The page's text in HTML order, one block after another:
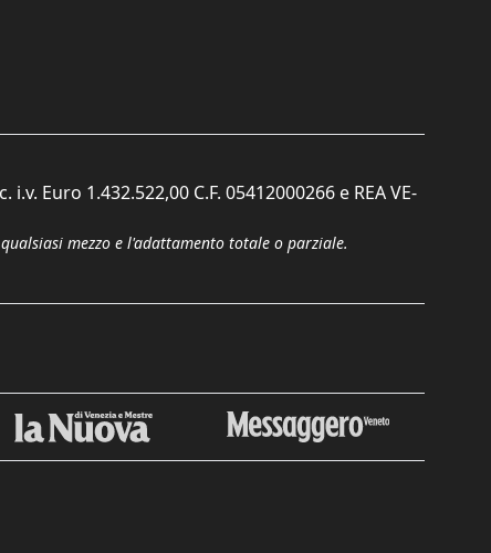
Euro 1.432.522,00 C.F. 05412000266 e REA VE-
mezzo e l'adattamento totale o parziale.